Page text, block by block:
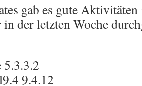
gab es gute
der letzten Woche
9.4.12